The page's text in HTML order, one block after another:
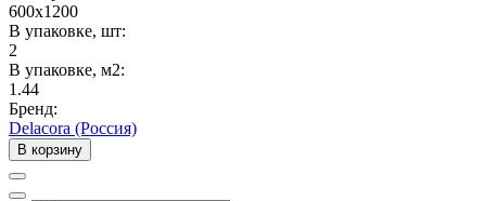
600x1200
В упаковке, шт:
2
В упаковке, м2:
1.44
Бренд:
Delacora (Россия)
В корзину